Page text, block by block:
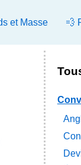
et Masse 💨